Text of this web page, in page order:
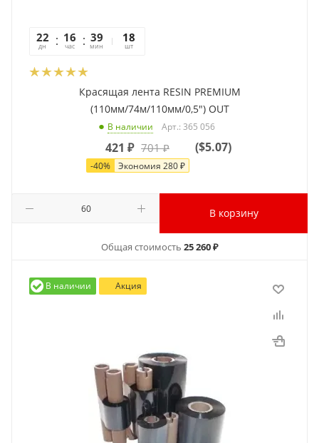
22
дн
16
час
39
мин
28
сек
18
шт
Красящая лента RESIN PREMIUM
(110мм/74м/110мм/0,5") OUT
В наличии Арт.: 365 056
421 ₽ 701₽
-40% Экономия 280₽
($5.07)
В корзину
Общая стоимость 25 260 ₽
В наличии Акция